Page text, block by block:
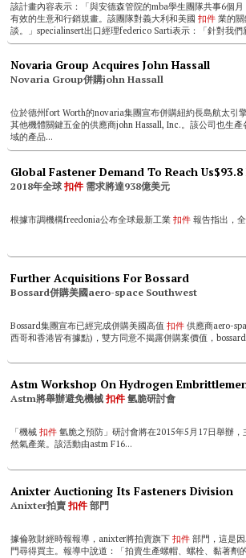
該計畫內容表示：「與安德森管院的mba學生團隊共事6個
有效的生意和行銷規畫。該團隊對義大利和美國 扣件業的
談。」specialinsert出口經理federico Sarti表示：「針對我們
Novaria Group Acquires John Hassall
Novaria Group併購john Hassall
位於德州fort Worth的novaria集團宣布併購紐約長島航太引
其他機體關鍵五金的供應商john Hassall, Inc.。該公司也生
域的產品...
Global Fastener Demand To Reach
2018年全球扣件需求將達938億美元
根據市調機構freedonia公布全球最新工業 扣件報告指出，
Further Acquisitions For Bossard
Bossard併購美國aero-space Southwest
Bossard集團宣布已經完成併購美國高值 扣件供應商aero-
西哥和香港皆有據點)，雙方同意不揭露併購案價值，
Astm將舉辦避免機械扣件氫脆研討會
「機械 扣件氫脆之預防」研討會將在2015年5月17日舉辦
然氣產業。該活動由astm F16...
Anixter Auctioning Its Fasteners Division
Anixter拍賣扣件部門
據倫敦財經時報報導，anixter將拍賣旗下 扣件部門，這是
門尋得買主。報導中說道：「拍賣生產螺帽、螺栓、黏著劑